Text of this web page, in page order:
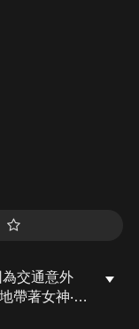
交通意外
帶著女神‧阿